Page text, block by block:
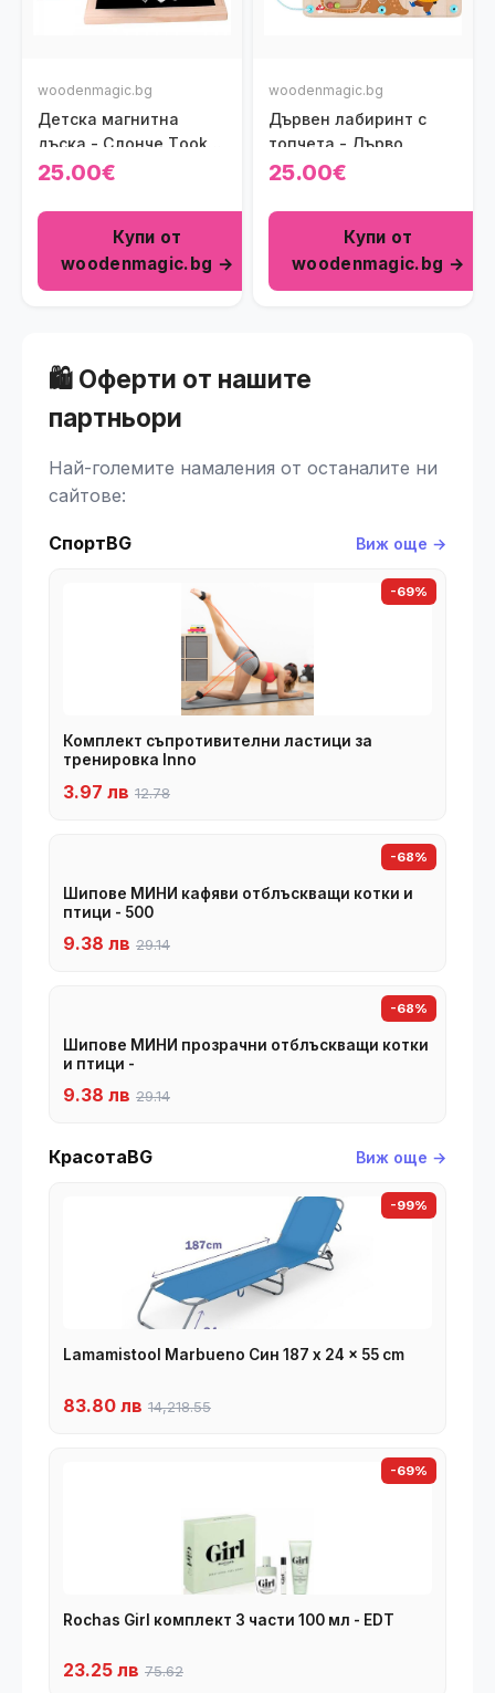
woodenmagic.bg
Детска магнитна
дъска - Слонче Тooky
Toy
25.00€
Купи от
woodenmagic.bg →
woodenmagic.bg
Дървен лабиринт с
топчета - Дърво
25.00€
Купи от
woodenmagic.bg →
🛍️ Оферти от нашите
партньори
Най-големите намаления от останалите ни
сайтове:
СпортBG Виж още →
-69%
Комплект съпротивителни ластици за
тренировка Inno
3.97 лв 12.78
-68%
Шипове МИНИ кафяви отблъскващи котки и
птици - 500
9.38 лв 29.14
-68%
Шипове МИНИ прозрачни отблъскващи котки
и птици -
9.38 лв 29.14
КрасотаBG Виж още →
-99%
Lamamistool Marbueno Син 187 x 24 x 55 cm
83.80 лв 14,218.55
-69%
Rochas Girl комплект 3 части 100 мл - EDT
23.25 лв 75.62